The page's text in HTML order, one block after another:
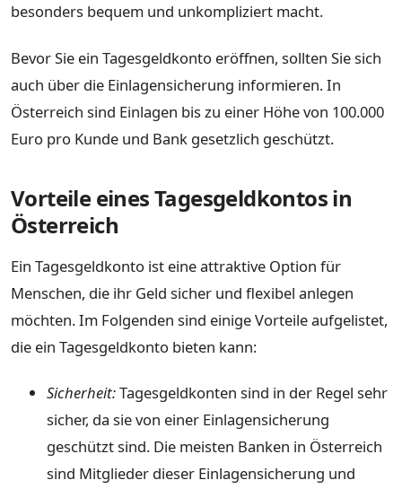
besonders bequem und unkompliziert macht.
Bevor Sie ein Tagesgeldkonto eröffnen, sollten Sie sich
auch über die Einlagensicherung informieren. In
Österreich sind Einlagen bis zu einer Höhe von 100.000
Euro pro Kunde und Bank gesetzlich geschützt.
Vorteile eines Tagesgeldkontos in
Österreich
Ein Tagesgeldkonto ist eine attraktive Option für
Menschen, die ihr Geld sicher und flexibel anlegen
möchten. Im Folgenden sind einige Vorteile aufgelistet,
die ein Tagesgeldkonto bieten kann:
Sicherheit:Tagesgeldkonten sind in der Regel sehr
sicher, da sie von einer Einlagensicherung
geschützt sind. Die meisten Banken in Österreich
sind Mitglieder dieser Einlagensicherung und